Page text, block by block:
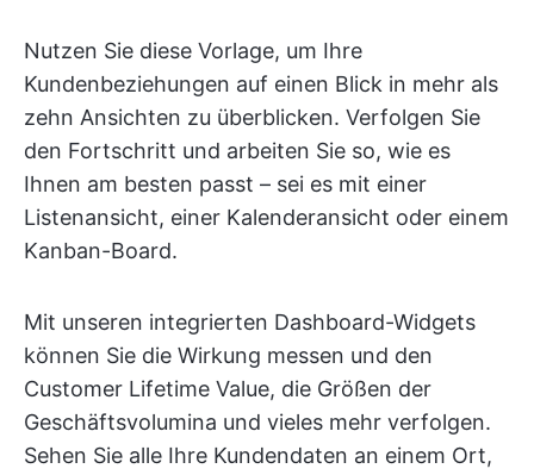
Nutzen Sie diese Vorlage, um Ihre
Kundenbeziehungen auf einen Blick in mehr als
zehn Ansichten zu überblicken. Verfolgen Sie
den Fortschritt und arbeiten Sie so, wie es
Ihnen am besten passt – sei es mit einer
Listenansicht, einer Kalenderansicht oder einem
Kanban-Board.
Mit unseren integrierten Dashboard-Widgets
können Sie die Wirkung messen und den
Customer Lifetime Value, die Größen der
Geschäftsvolumina und vieles mehr verfolgen.
Sehen Sie alle Ihre Kundendaten an einem Ort,